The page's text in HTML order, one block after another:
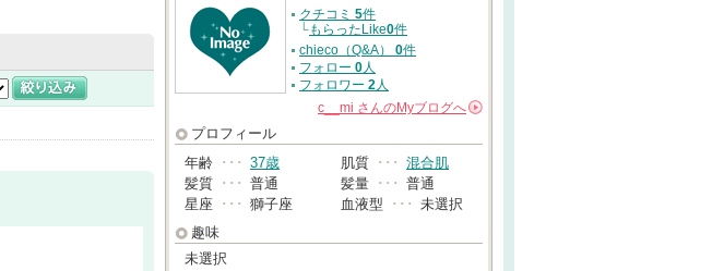
クチコミ 5件
└もらったLike0件
chieco（Q&A） 0件
フォロー 0人
フォロワー 2人
c__mi さんのMyブログへ
プロフィール
年齢 ･･･ 37歳 肌質 ･･･ 混合肌
髪質 ･･･ 普通 髪量 ･･･ 普通
星座 ･･･ 獅子座 血液型 ･･･ 未選択
趣味
未選択